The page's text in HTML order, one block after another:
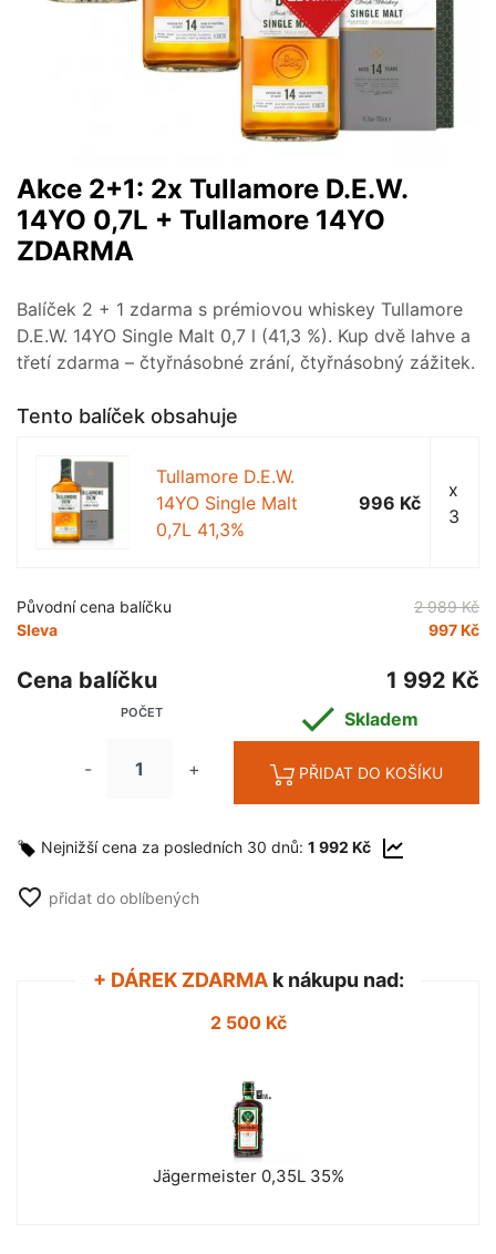
Akce 2+1: 2x Tullamore D.E.W.
14YO 0,7L + Tullamore 14YO
ZDARMA
Balíček 2 + 1 zdarma s prémiovou whiskey Tullamore
D.E.W. 14YO Single Malt 0,7 l (41,3 %). Kup dvě lahve a
třetí zdarma – čtyřnásobné zrání, čtyřnásobný zážitek.
Tento balíček obsahuje
Tullamore D.E.W.
14YO Single Malt
0,7L 41,3%
996 Kč
x
3
Původní cena balíčku
2 989 Kč
Sleva
997 Kč
Cena balíčku 1 992 Kč
POČET
- +
 Skladem
PŘIDAT DO KOŠÍKU
Nejnižší cena za posledních 30 dnů: 1 992 Kč
favorite_border přidat do oblíbených
+ DÁREK ZDARMAk nákupu nad:
2 500 Kč
Jägermeister 0,35L 35%